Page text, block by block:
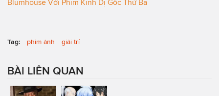
Blumhouse Với Phim Kinh Dị Gốc Thứ Ba
Tag: phim ảnh giải trí
BÀI LIÊN QUAN